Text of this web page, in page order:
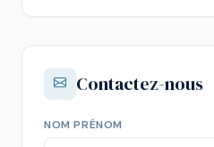
Contactez-nous
NOM PRÉNOM